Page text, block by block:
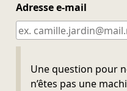
Adresse e-mail
Une question pour
n’êtes pas une
Ne pas remplir